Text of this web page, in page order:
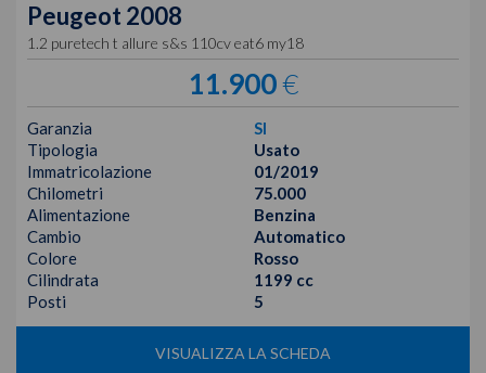
Peugeot 2008
1.2 puretech t allure s&s 110cv eat6 my18
11.900€
Garanzia
SI
Tipologia
Usato
Immatricolazione
01/2019
Chilometri
75.000
Alimentazione
Benzina
Cambio
Automatico
Colore
Rosso
Cilindrata
1199 cc
Posti
5
VISUALIZZA LA SCHEDA